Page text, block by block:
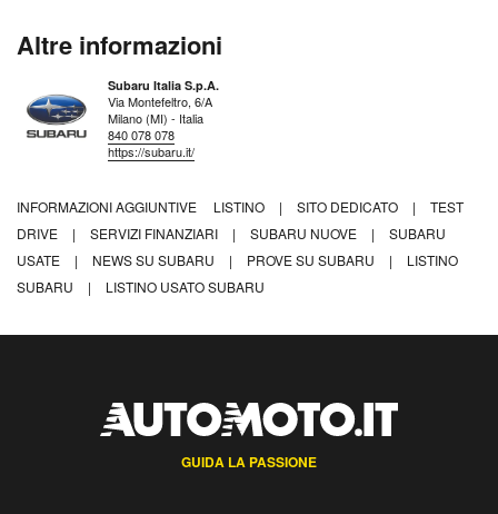
Altre informazioni
Subaru Italia S.p.A.
Via Montefeltro, 6/A
Milano (MI) - Italia
840 078 078
https://subaru.it/
INFORMAZIONI AGGIUNTIVE LISTINO | SITO DEDICATO |
TEST
DRIVE
| SERVIZI FINANZIARI | SUBARU NUOVE |
SUBARU
USATE
| NEWS SU SUBARU | PROVE SU SUBARU |
LISTINO
SUBARU
| LISTINO USATO SUBARU
GUIDA LA PASSIONE